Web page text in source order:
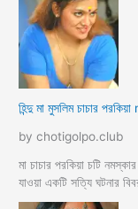
হিন্দু মা মুসলিম চাচার
by chotigolpo.club
মা চাচার পরকিয়া চটি
যাওয়া একটি সত্যি ঘটনার